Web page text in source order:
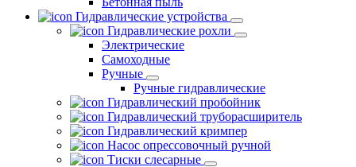
Гидравлические устройства
Гидравлические рохли
Электрические
Самоходные
Ручные
Ручные гидравлические
Гидравлический пробойник
Гидравлический труборасширитель
Гидравлический кримпер
Насос опрессовочный ручной
Тиски слесарные